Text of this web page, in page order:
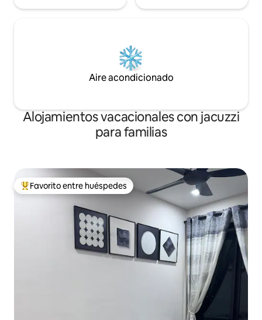
Aire acondicionado
Alojamientos vacacionales con jacuzzi
para familias
Favorito entre huéspedes preferido
Favorito entre huéspedes